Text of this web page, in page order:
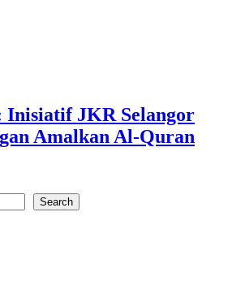
Inisiatif JKR Selangor
Amalkan Al-Quran
Search